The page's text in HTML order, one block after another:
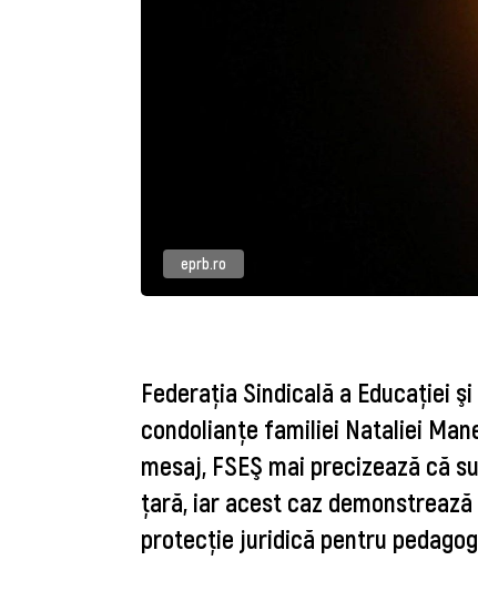
eprb.ro
Federaţia Sindicală a Educaţiei
condolianţe familiei Nataliei
mesaj, FSEŞ mai precizează că
ţară, iar acest caz
protecţie juridică pentru